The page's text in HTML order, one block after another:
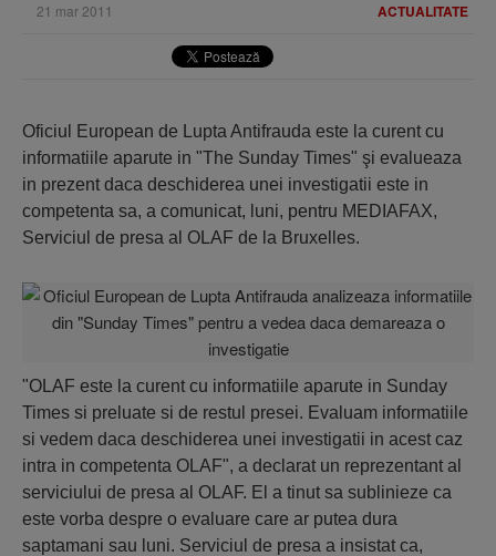
ACTUALITATE
21 mar 2011
Oficiul European de Lupta Antifrauda este la curent cu
informatiile aparute in "The Sunday Times" şi evalueaza
in prezent daca deschiderea unei investigatii este in
competenta sa, a comunicat, luni, pentru MEDIAFAX,
Serviciul de presa al OLAF de la Bruxelles.
"OLAF este la curent cu informatiile aparute in Sunday
Times si preluate si de restul presei. Evaluam informatiile
si vedem daca deschiderea unei investigatii in acest caz
intra in competenta OLAF", a declarat un reprezentant al
serviciului de presa al OLAF. El a tinut sa sublinieze ca
este vorba despre o evaluare care ar putea dura
saptamani sau luni. Serviciul de presa a insistat ca,